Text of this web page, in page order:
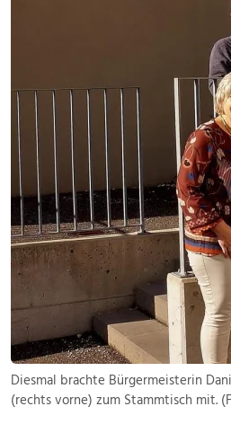
Diesmal brachte Bürgermeisterin
(rechts vorne) zum Stammtisch mit.